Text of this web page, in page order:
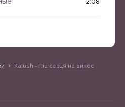
Kalush - Пів серця на винос